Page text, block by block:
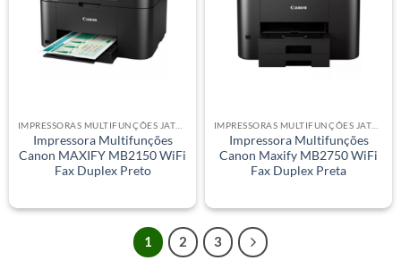
Impressora Multifunções
Canon MAXIFY MB2150 WiFi
Fax Duplex Preto
Impressora Multifunções
Canon Maxify MB2750 WiFi
Fax Duplex Preta
1 2 3